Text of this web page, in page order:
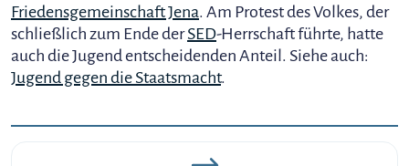
Friedensgemeinschaft Jena. Am Protest des Volkes, der
schließlich zum Ende derSED-Herrschaft führte, hatte
auch die Jugend entscheidenden Anteil. Siehe auch:
Jugend gegen die Staatsmacht.